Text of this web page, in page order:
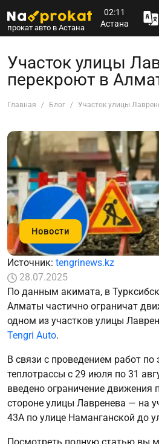
прокат авто в Астана
02:11
Астана
Участок улицы
перекроют в
Главная Блог Участок улицы
Новости
Источник: tengrinews.kz
28.07.2025
По данным акимата, в
Алматы частично ограничат
одном из участков улицы
Tengri Auto.
В связи с проведением работ по
теплотрассы с 29 июля по 31
введено ограничение движения
стороне улицы Лавренева — на
43А по улице Наманганской до